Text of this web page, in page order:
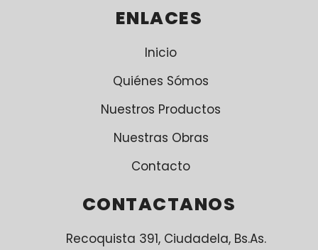
ENLACES
Inicio
Quiénes Sómos
Nuestros Productos
Nuestras Obras
Contacto
CONTACTANOS
Recoquista 391, Ciudadela, Bs.As.